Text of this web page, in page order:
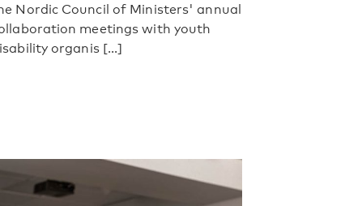
Nordic Council of Ministers' annual
meetings with youth
organis [...]